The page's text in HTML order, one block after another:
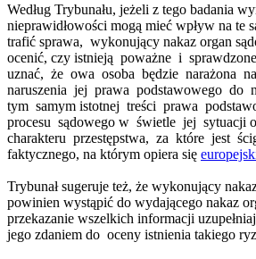
Według Trybunału, jeżeli z tego badania
nieprawidłowości mogą mieć wpływ na te
trafić sprawa, wykonujący nakaz organ
ocenić, czy istnieją poważne i
uznać, że owa osoba będzie narażona
naruszenia jej prawa podstawowego do
tym samym istotnej treści prawa
procesu sądowego w świetle jej sytuacji
charakteru przestępstwa, za które jest
faktycznego, na którym opiera się
Trybunał sugeruje też, że wykonujący
powinien wystąpić do wydającego nakaz
przekazanie wszelkich informacji
jego zdaniem do oceny istnienia takiego